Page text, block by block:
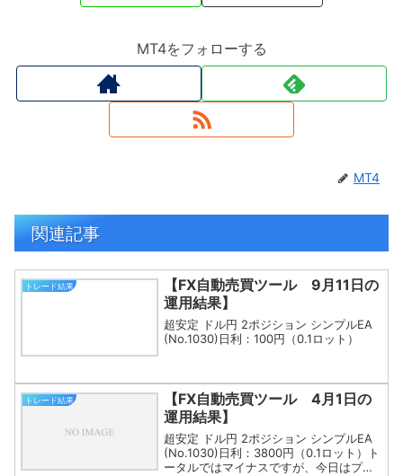
MT4をフォローする
MT4
関連記事
トレード結果
【FX自動売買ツール 9月11日の
運用結果】
超安定 ドル円 2ポジション シンプルEA
(No.1030)日利：100円（0.1ロット）
トレード結果
【FX自動売買ツール 4月1日の
運用結果】
超安定 ドル円 2ポジション シンプルEA
(No.1030)日利：3800円（0.1ロット）ト
ータルではマイナスですが、今日はプラ